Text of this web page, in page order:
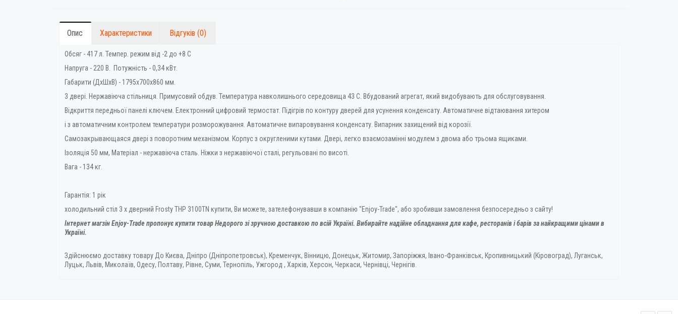
Опис Характеристики Відгуків (0)
Обсяг - 417 л. Темпер. режим від -2 до +8 C
Напруга - 220 В. Потужність - 0,34 кВт.
Габарити (ДхШхВ) - 1795x700x860 мм.
3 двері. Нержавіюча стільниця. Примусовий обдув. Температура навколишнього середовища 43 С. Вбудований агрегат, який видобувають для обслуговування.
Відкриття передньої панелі ключем. Електронний цифровий термостат. Підігрів по контуру дверей для усунення конденсату. Автоматичне відтаювання хитером
і з автоматичним контролем температури розморожування. Автоматичне випаровування конденсату. Випарник захищений від корозії.
Самозакрывающаяся двері з поворотним механізмом. Корпус з округленими кутами. Двері, легко взаємозамінні модулем з двома або трьома ящиками.
Ізоляція 50 мм, Матеріал - нержавіюча сталь. Ніжки з нержавіючої сталі, регульовані по висоті.
Вага - 134 кг.
Гарантія: 1 рік
холодильний стіл 3 х дверний Frosty THP 3100TN купити, Ви можете, зателефонувавши в компанію "Enjoy-Trade", або зробивши замовлення безпосередньо з сайту!
Інтернет магзін Enjoy-Trade пропонує купити товарНедорого зі зручною доставкою по всій Україні. Вибирайте надійне обладнання для кафе, ресторанів і барів за найкращими цінами в
Україні.
Здійснюємо доставку товару До Києва, Дніпро (Дніпропетровськ), Кременчук, Вінницю, Донецьк, Житомир, Запоріжжя, Івано-Франківськ, Кропивницький (Кіровоград), Луганськ,
Луцьк, Львів, Миколаїв, Одесу, Полтаву, Рівне, Суми, Тернопіль, Ужгород , Харків, Херсон, Черкаси, Чернівці, Чернігів.